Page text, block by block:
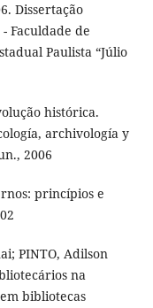
Dissertação
Faculdade de
Paulista “Júlio
histórica.
archivología y
2006
princípios e
PINTO, Adilson
na
bibliotecas